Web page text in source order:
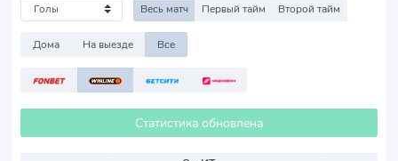
Весь матч Первый тайм Второй тайм
Дома На выезде Все
Статистика обновлена